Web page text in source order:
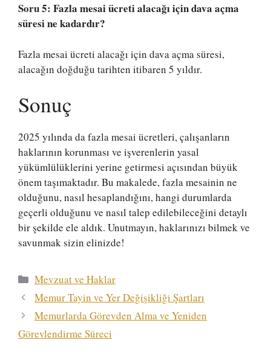
Soru 5: Fazla mesai ücreti alacağı için dava açma
süresi ne kadardır?
Fazla mesai ücreti alacağı için dava açma süresi,
alacağın doğduğu tarihten itibaren 5 yıldır.
Sonuç
2025 yılında da fazla mesai ücretleri, çalışanların
haklarının korunması ve işverenlerin yasal
yükümlülüklerini yerine getirmesi açısından büyük
önem taşımaktadır. Bu makalede, fazla mesainin ne
olduğunu, nasıl hesaplandığını, hangi durumlarda
geçerli olduğunu ve nasıl talep edilebileceğini detaylı
bir şekilde ele aldık. Unutmayın, haklarınızı bilmek ve
savunmak sizin elinizde!
Kategoriler
Mevzuat ve Haklar
Memur Tayin ve Yer Değişikliği Şartları
Memurlarda Görevden Alma ve Yeniden
Görevlendirme Süreci